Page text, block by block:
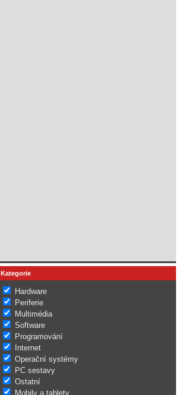
Kategorie
Hardware
Periferie
Multimédia
Software
Programování
Internet
Operační systémy
PC sestavy
Ostatní
Mobily a tablety